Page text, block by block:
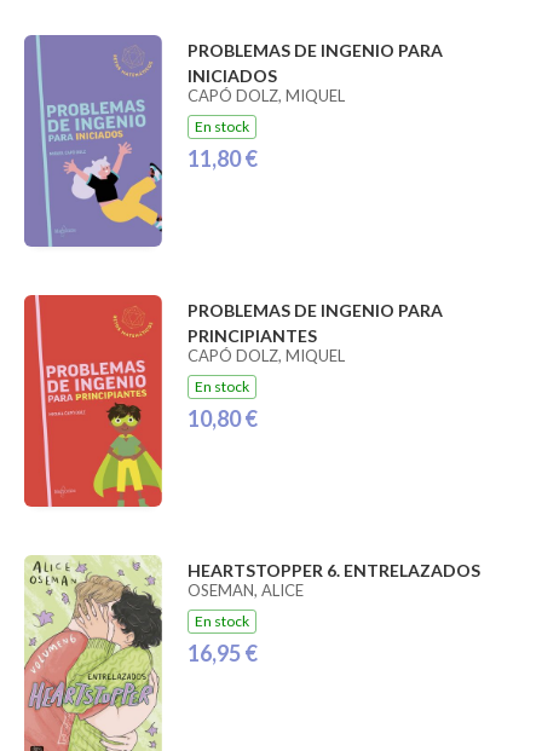
PROBLEMAS DE INGENIO PARA
INICIADOS
CAPÓ DOLZ, MIQUEL
En stock
11,80 €
PROBLEMAS DE INGENIO PARA
PRINCIPIANTES
CAPÓ DOLZ, MIQUEL
En stock
10,80 €
HEARTSTOPPER 6. ENTRELAZADOS
OSEMAN, ALICE
En stock
16,95 €